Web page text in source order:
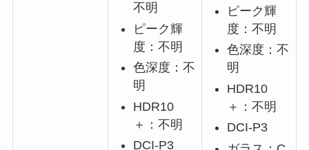
不明
ピーク輝
度：不明
色深度：不
明
HDR10
＋：不明
DCI-P3
ピーク輝
度：不明
色深度：不
明
HDR10
＋：不明
DCI-P3